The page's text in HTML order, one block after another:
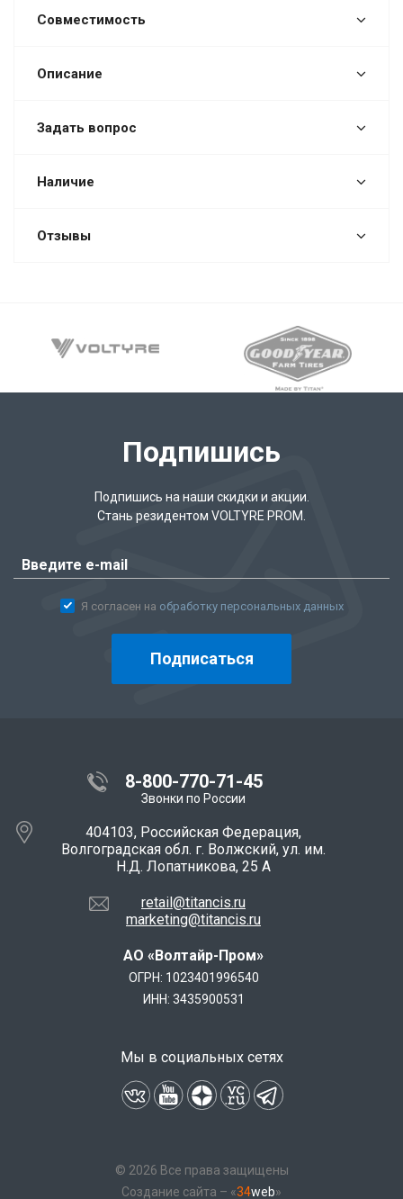
Совместимость
Описание
Задать вопрос
Наличие
Отзывы
Подпишись
Подпишись на наши скидки и акции.
Стань резидентом VOLTYRE PROM.
Я согласен на обработку персональных данных
Подписаться
8-800-770-71-45
Звонки по России
404103, Российская Федерация,
Волгоградская обл. г. Волжский, ул. им.
Н.Д. Лопатникова, 25 А
retail@titancis.ru
marketing@titancis.ru
АО «Волтайр-Пром»
ОГРН: 1023401996540
ИНН: 3435900531
Мы в социальных сетях
© 2026 Все права защищены
Создание сайта – «34web»